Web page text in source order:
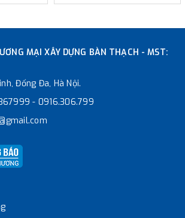
MẠI XÂY DỰNG BÀN THẠCH - MST:
Đống Đa, Hà Nội.
- 0916.306.799